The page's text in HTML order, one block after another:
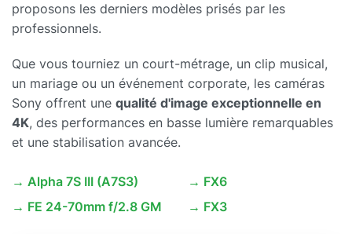
proposons les derniers modèles prisés par les
professionnels.
Que vous tourniez un court-métrage, un clip musical,
un mariage ou un événement corporate, les caméras
Sony offrent une qualité d'image exceptionnelle en
4K, des performances en basse lumière remarquables
et une stabilisation avancée.
→ Alpha 7S III (A7S3)
→ FX6
→ FE 24-70mm f/2.8 GM
→ FX3